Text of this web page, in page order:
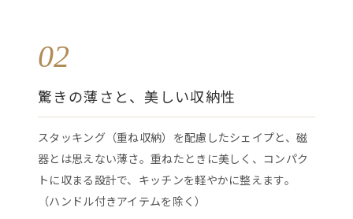
02
驚きの薄さと、美しい収納性
スタッキング（重ね収納）を配慮したシェイプと、磁
器とは思えない薄さ。重ねたときに美しく、コンパク
トに収まる設計で、キッチンを軽やかに整えます。
（ハンドル付きアイテムを除く）